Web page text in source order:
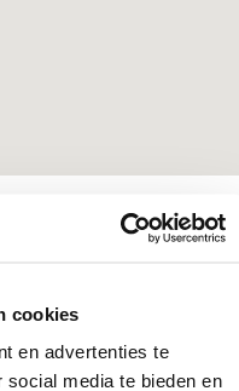
cookies
en advertenties te
media te bieden en